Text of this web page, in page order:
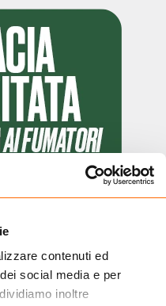
contenuti ed
social media e per
inoltre
è un'entità regolarmente
la vendita online di